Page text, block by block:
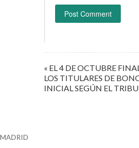
« EL 4 DE OCTUBRE
LOS TITULARES DE
INICIAL SEGÚN EL
MADRID